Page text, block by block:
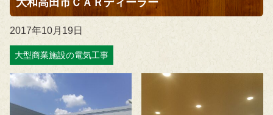
2017年10月19日
大型商業施設の電気工事